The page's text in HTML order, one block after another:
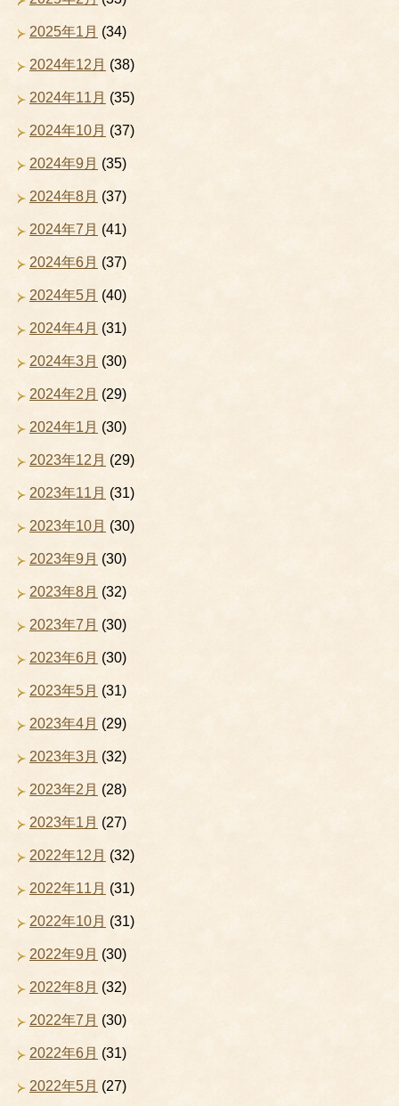
2025年1月 (34)
2024年12月 (38)
2024年11月 (35)
2024年10月 (37)
2024年9月 (35)
2024年8月 (37)
2024年7月 (41)
2024年6月 (37)
2024年5月 (40)
2024年4月 (31)
2024年3月 (30)
2024年2月 (29)
2024年1月 (30)
2023年12月 (29)
2023年11月 (31)
2023年10月 (30)
2023年9月 (30)
2023年8月 (32)
2023年7月 (30)
2023年6月 (30)
2023年5月 (31)
2023年4月 (29)
2023年3月 (32)
2023年2月 (28)
2023年1月 (27)
2022年12月 (32)
2022年11月 (31)
2022年10月 (31)
2022年9月 (30)
2022年8月 (32)
2022年7月 (30)
2022年6月 (31)
2022年5月 (27)